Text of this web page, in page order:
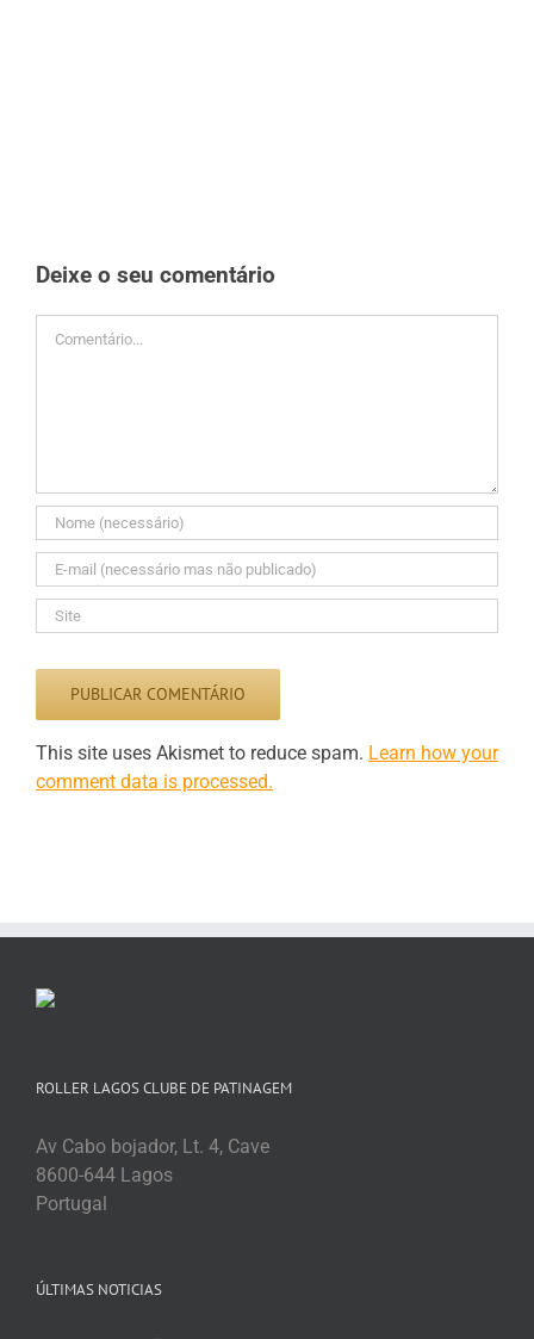
Deixe o seu comentário
This site uses Akismet to reduce spam. Learn how your
comment data is processed.
ROLLER LAGOS CLUBE DE PATINAGEM
Av Cabo bojador, Lt. 4, Cave
8600-644 Lagos
Portugal
ÚLTIMAS NOTICIAS